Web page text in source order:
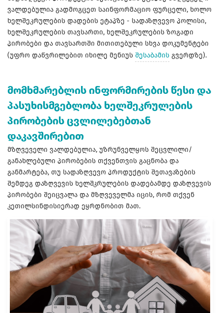
ვალდებულია გადმოგცეთ საინფორმაციო ფურცელი, ხოლო
ხელშეკრულების დადების ეტაპზე - სადაზღვევო პოლისი,
ხელშეკრულების თავსართი, ხელშეკრულების ზოგადი
პირობები და თავსართში მითითებული სხვა დოკუმენტები
(უფრო დაწვრილებით იხილე მენიუს შესაბამის გვერდზე).
მომხმარებლის ინფორმირების წესი და
პასუხისმგებლობა ხელშეკრულების
პირობების ცვლილებებთან
დაკავშირებით
მზღვეველი ვალდებულია, უზრუნველყოს შეცვლილი/
განახლებული პირობების თქვენთვის გაცნობა და
განმარტება, თუ სადაზღვევო პროდუქტის შეთავაზების
შემდეგ დაზღვევის ხელშკრულების დადებამდე დაზღვევის
პირობები შეიცვალა და მზღვეველმა იცის, რომ თქვენ
კეთილსინდისიერად ეყრდნობით მათ.